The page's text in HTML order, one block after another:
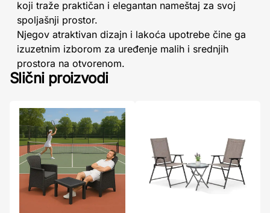
koji traže praktičan i elegantan nameštaj za svoj
spoljašnji prostor.
Njegov atraktivan dizajn i lakoća upotrebe čine ga
izuzetnim izborom za uređenje malih i srednjih
prostora na otvorenom.
Slični proizvodi